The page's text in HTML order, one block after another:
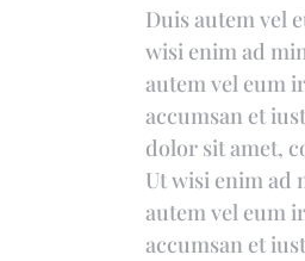
Duis autem vel
wisi enim ad
autem vel eum
accumsan et
dolor sit amet,
Ut wisi enim ad
autem vel eum
accumsan et